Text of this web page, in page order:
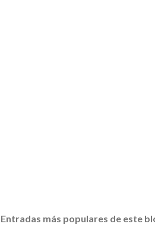
Entradas más populares de este